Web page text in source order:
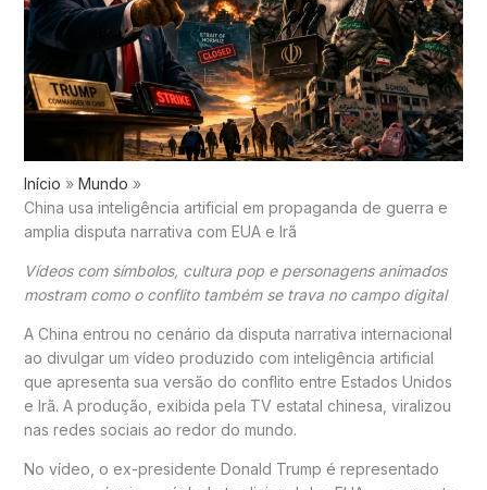
Início
Mundo
China usa inteligência artificial em propaganda de guerra e
amplia disputa narrativa com EUA e Irã
Vídeos com símbolos, cultura pop e personagens animados
mostram como o conflito também se trava no campo digital
A China entrou no cenário da disputa narrativa internacional
ao divulgar um vídeo produzido com inteligência artificial
que apresenta sua versão do conflito entre Estados Unidos
e Irã. A produção, exibida pela TV estatal chinesa, viralizou
nas redes sociais ao redor do mundo.
No vídeo, o ex-presidente Donald Trump é representado